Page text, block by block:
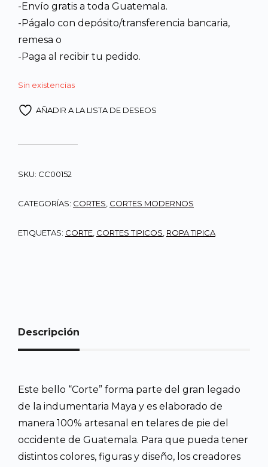
-Envío gratis a toda Guatemala.
-Págalo con depósito/transferencia bancaria,
remesa o
-Paga al recibir tu pedido.
Sin existencias
AÑADIR A LA LISTA DE DESEOS
SKU: CC00152
CATEGORÍAS: CORTES CORTES MODERNOS
ETIQUETAS: CORTE CORTES TIPICOS ROPA TIPICA
Descripción
Este bello “Corte” forma parte del gran legado
de la indumentaria Maya y es elaborado de
manera 100% artesanal en telares de pie del
occidente de Guatemala. Para que pueda tener
distintos colores, figuras y diseño, los creadores